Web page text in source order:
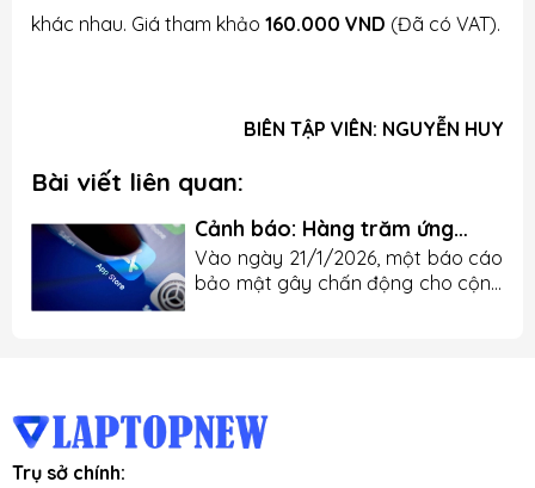
khác nhau. Giá tham khảo 160.000 VND (Đã có VAT).
BIÊN TẬP VIÊN: NGUYỄN HUY
Bài viết liên quan:
Cảnh báo: Hàng trăm ứng
dụng iOS làm lộ dữ liệu người
dùng
Vào ngày 21/1/2026, một báo cáo
bảo mật gây chấn động cho cộng
Apple vốn nổi tiếng vì độ an toàn
Trụ sở chính: